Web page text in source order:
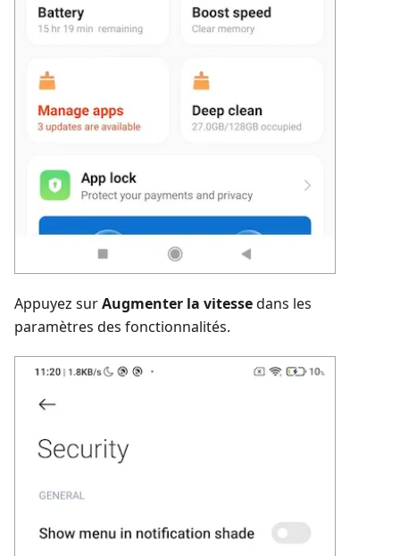
Appuyez surAugmenter la vitessedans les
paramètres des fonctionnalités.